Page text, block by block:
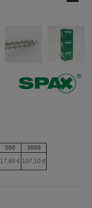
500 3000
17,88 € 107,10 €